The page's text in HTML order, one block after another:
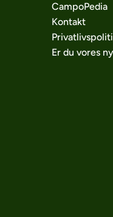
CampoPedia
Kontakt
Er du vores